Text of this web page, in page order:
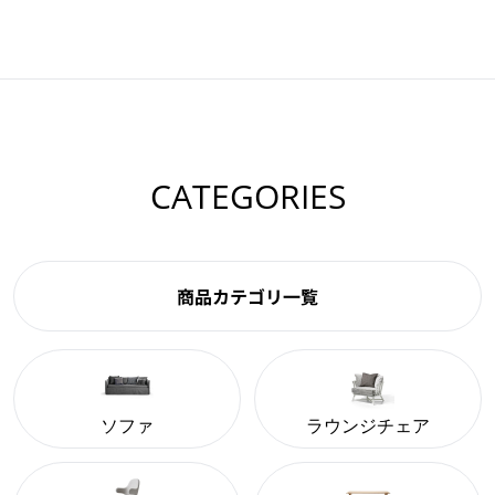
CATEGORIES
商品カテゴリ一覧
ソファ ラウンジチェア